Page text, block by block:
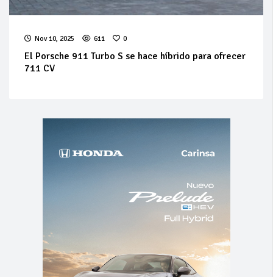
Nov 10, 2025 611 0
El Porsche 911 Turbo S se hace híbrido para ofrecer
711 CV